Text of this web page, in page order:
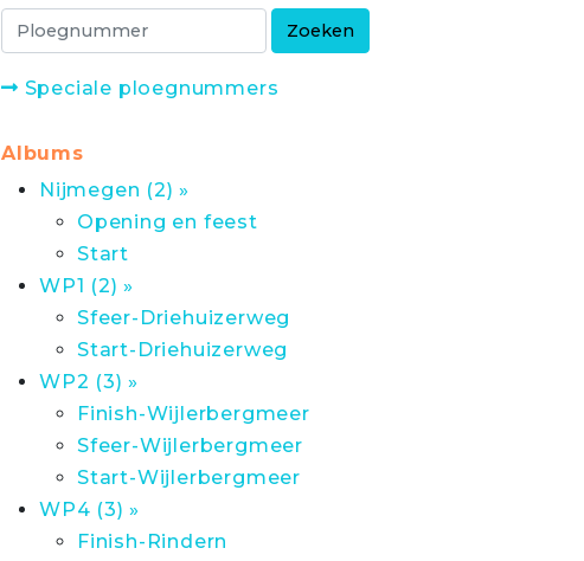
Speciale ploegnummers
Albums
Nijmegen (2) »
Opening en feest
Start
WP1 (2) »
Sfeer-Driehuizerweg
Start-Driehuizerweg
WP2 (3) »
Finish-Wijlerbergmeer
Sfeer-Wijlerbergmeer
Start-Wijlerbergmeer
WP4 (3) »
Finish-Rindern